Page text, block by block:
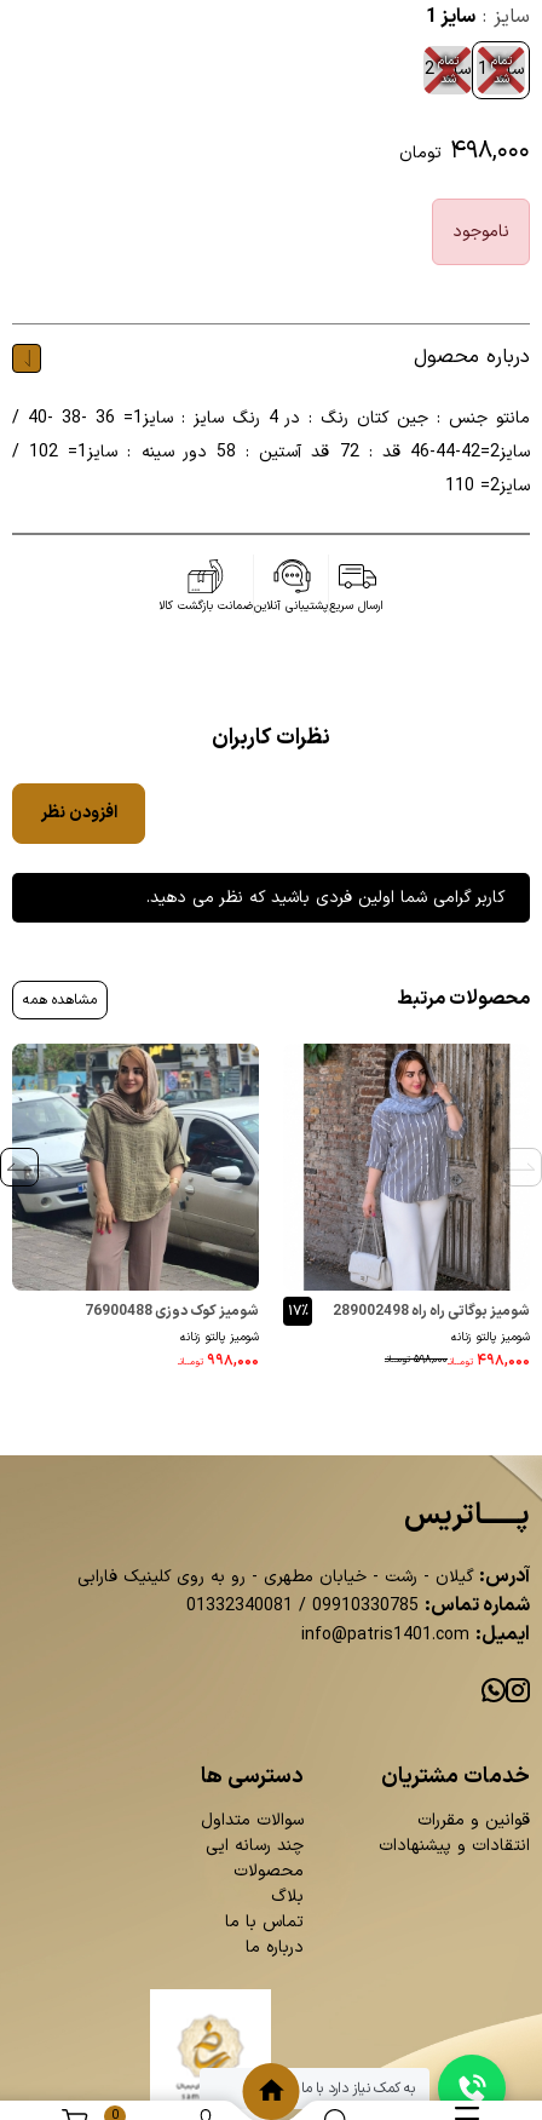
سایز : سایز 1
سایز 1
تمام
شد
سایز 2
تمام
شد
۴۹۸,۰۰۰ تومان
ناموجود
درباره محصول
مانتو جنس : جین کتان رنگ : در 4 رنگ سایز : سایز1= 36 -38 -40 /
سایز2=42-44-46 قد : 72 قد آستین : 58 دور سینه : سایز1= 102 /
سایز2= 110
ارسال سریعپشتیبانی آنلاینضمانت بازگشت کالا
نظرات کاربران
افزودن نظر
کاربر گرامی شما اولین فردی باشید که نظر می دهید.
محصولات مرتبط مشاهده همه
شومیز بوگاتی راه راه 289002498
شومیز پالتو زنانه
۵۹۸,۰۰۰ تومــانـ ۴۹۸,۰۰۰ تومــانـ
۱۷٪ شومیز کوک دوزی 76900488
شومیز پالتو زنانه
۹۹۸,۰۰۰ تومــانـ
پــــــاتریس
آدرس: گیلان - رشت - خیابان مطهری - رو به روی کلینیک فارابی
شماره تماس: 09910330785
/
01332340081
ایمیل: info@patris1401.com
خدمات مشتریان
قوانین و مقررات
انتقادات و پیشنهادات
دسترسی ها
سوالات متداول
چند رسانه ایی
محصولات
بلاگ
تماس با ما
درباره ما
0
به کمک نیاز دارد با ما چت کنید